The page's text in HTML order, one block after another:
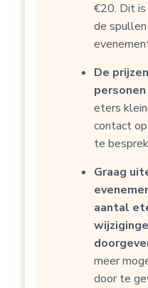
€20. Dit is
de
De
eters
contact
te
Graag
aantal
meer
door te